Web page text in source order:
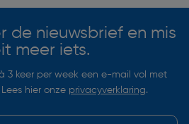
de nieuwsbrief en mis
meer iets.
3 keer per week een e-mail vol met
hier onze privacyverklaring.